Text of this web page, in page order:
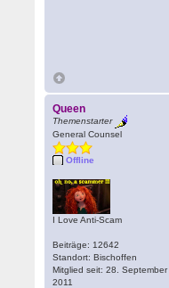
Queen
Themenstarter
General Counsel
Offline
I Love Anti-Scam
Beiträge: 12642
Standort: Bischoffen
Mitglied seit: 28. September
2011